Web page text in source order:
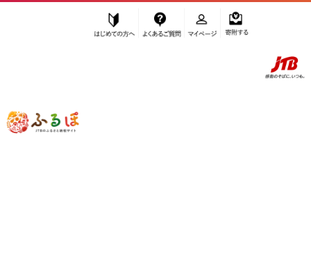
ふるぽ JTBのふるさと納税サイト
「ふるさと納税」TOP